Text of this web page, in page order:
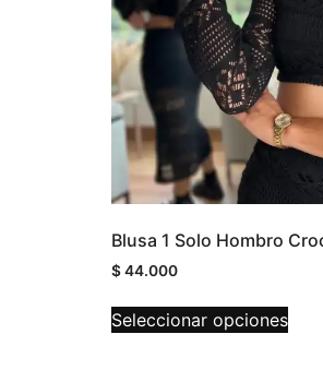
Blusa 1 Solo Hombro
$44.000
Seleccionar opciones